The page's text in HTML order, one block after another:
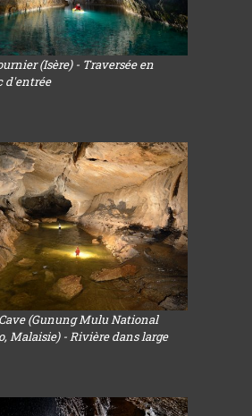
(Isère) - Traversée en
d'entrée
(Gunung Mulu National
Malaisie) - Rivière dans large